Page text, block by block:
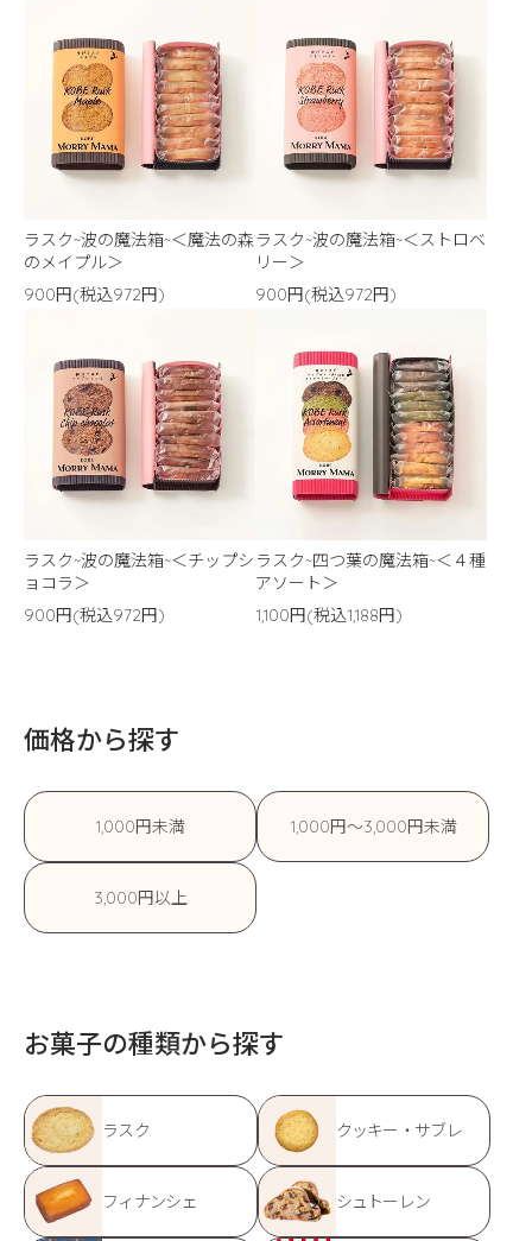
ラスク~波の魔法箱~＜魔法の森
のメイプル＞
900円(税込972円)
ラスク~波の魔法箱~＜ストロベ
リー＞
900円(税込972円)
ラスク~波の魔法箱~＜チップシ
ョコラ＞
900円(税込972円)
ラスク~四つ葉の魔法箱~＜４種
アソート＞
1,100円(税込1,188円)
価格から探す
1,000円未満 1,000円〜3,000円未満
3,000円以上
お菓子の種類から探す
ラスク クッキー・サブレ
フィナンシェ シュトーレン